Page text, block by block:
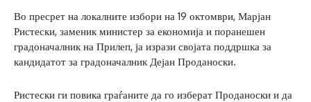
Во пресрет на локалните избори на 19 октомври, Марјан
Ристески, заменик министер за економија и поранешен
градоначалник на Прилеп, ја изрази својата поддршка за
кандидатот за градоначалник Дејан Проданоски.
Ристески ги повика граѓаните да го изберат Проданоски и да